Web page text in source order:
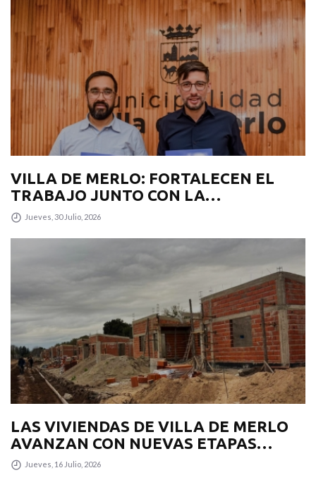
VILLA DE MERLO: FORTALECEN EL
TRABAJO JUNTO CON LA
MUNICIPALIDAD PARA POTENCIAR EL
Jueves, 30 Julio, 2026
LAS VIVIENDAS DE VILLA DE MERLO
AVANZAN CON NUEVAS ETAPAS
CONSTRUCTIVAS E
Jueves, 16 Julio, 2026